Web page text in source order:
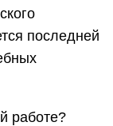
последней
работе?